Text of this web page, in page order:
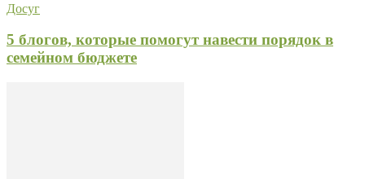
Досуг
5 блогов, которые помогут навести порядок в
семейном бюджете